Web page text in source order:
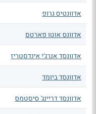
אדוונטיס גרופ
אדוונס אוטו פארטס
אדוונסד אנרג'י אינדסטריז
אדוונסד ביומד
אדוונסד דריינג' סיסטמס